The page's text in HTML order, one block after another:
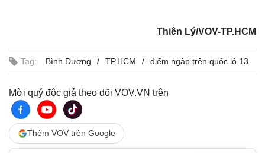
Thiên Lý/VOV-TP.HCM
Tag: Bình Dương TP.HCM điểm ngập trên quốc lộ 13
Mời quý độc giả theo dõi VOV.VN trên
Thêm VOV trên Google